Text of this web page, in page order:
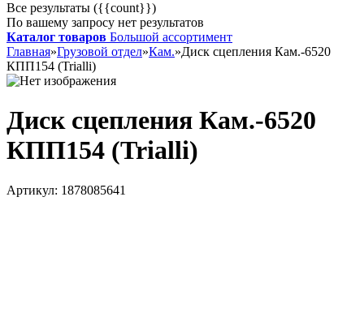
Все результаты ({{count}})
По вашему запросу нет результатов
Каталог товаров Большой ассортимент
Главная»Грузовой отдел»Кам.»Диск сцепления Кам.-6520
КПП154 (Trialli)
Диск сцепления Кам.-6520
КПП154 (Trialli)
Артикул: 1878085641